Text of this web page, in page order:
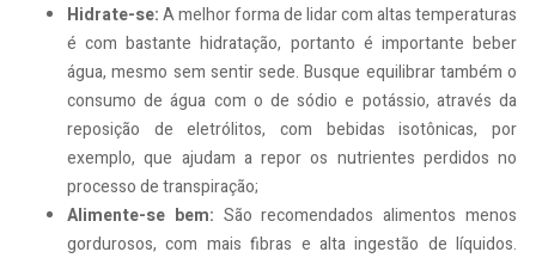
Hidrate-se:A melhor forma de lidar com altas temperaturas
é com bastante hidratação, portanto é importante beber
água, mesmo sem sentir sede. Busque equilibrar também o
consumo de água com o de sódio e potássio, através da
reposição de eletrólitos, com bebidas isotônicas, por
exemplo, que ajudam a repor os nutrientes perdidos no
processo de transpiração;
Alimente-se bem: São recomendados alimentos menos
gordurosos, com mais fibras e alta ingestão de líquidos.